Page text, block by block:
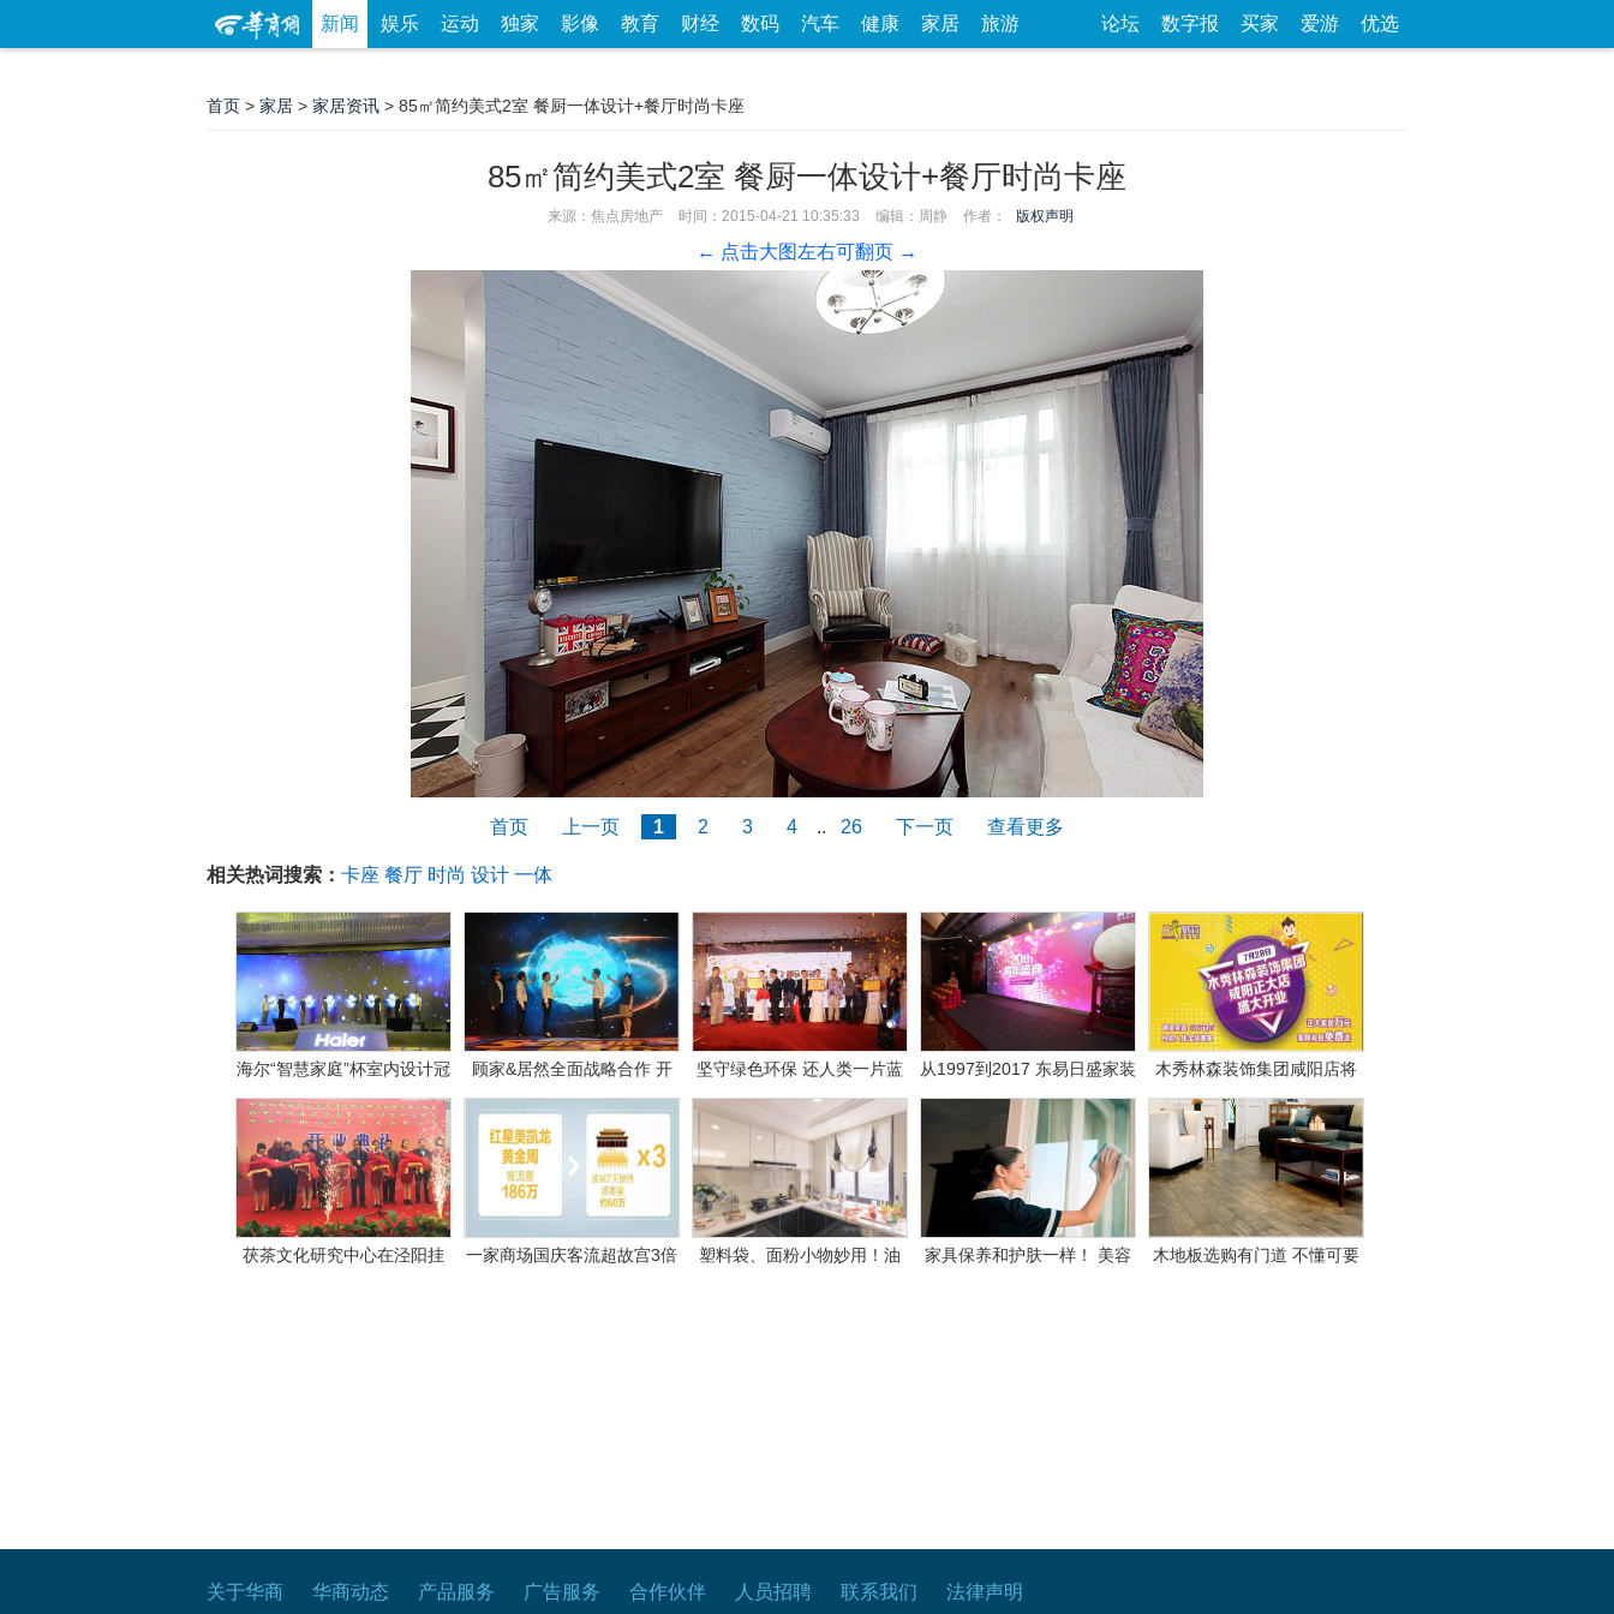
新闻 娱乐 运动 独家 影像 教育 财经 数码 汽车 健康 家居 旅游 论坛 数字报 买家 爱游 优选
首页 > 家居 > 家居资讯 > 85㎡简约美式2室 餐厨一体设计+餐厅时尚卡座
85㎡简约美式2室 餐厨一体设计+餐厅时尚卡座
来源：焦点房地产 时间：2015-04-21 10:35:33 编辑：周静 作者： 版权声明
← 点击大图左右可翻页 →
首页 上一页 1 2 3 4 .. 26 下一页 查看更多
相关热词搜索： 卡座 餐厅 时尚 设计 一体
海尔“智慧家庭”杯室内设计冠
军赛（西安站）启动 智能家
电加速美好生活落地
顾家&居然全面战略合作 开
启全行业全品牌服务升级
坚守绿色环保 还人类一片蓝
天
从1997到2017 东易日盛家装
辉煌20年
木秀林森装饰集团咸阳店将
于本月28日盛大开业
茯茶文化研究中心在泾阳挂
一家商场国庆客流超故宫3倍
塑料袋、面粉小物妙用！油
家具保养和护肤一样！ 美容
木地板选购有门道 不懂可要
关于华商 华商动态 产品服务 广告服务 合作伙伴 人员招聘 联系我们 法律声明